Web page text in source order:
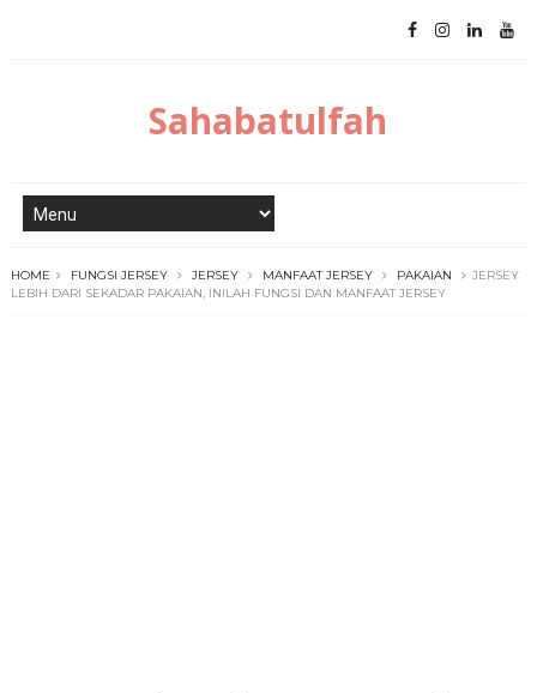
Sahabatulfah
HOME FUNGSI JERSEY JERSEY MANFAAT JERSEY PAKAIAN
JERSEY
LEBIH DARI SEKADAR PAKAIAN, INILAH FUNGSI DAN MANFAAT JERSEY